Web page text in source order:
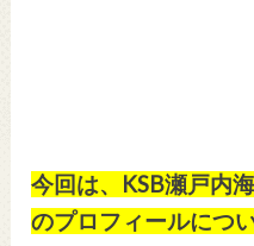
今回は、KSB瀬戸
のプロフィールにつ